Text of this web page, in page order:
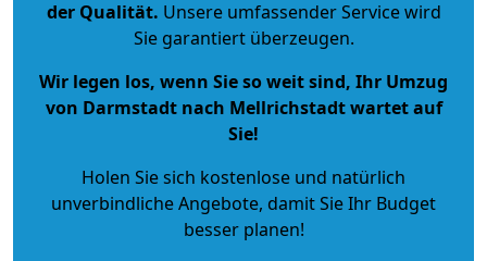
der Qualität. Unsere umfassender Service wird
Sie garantiert überzeugen.
Wir legen los, wenn Sie so weit sind, Ihr Umzug
von Darmstadt nach Mellrichstadt wartet auf
Sie!
Holen Sie sich kostenlose und natürlich
unverbindliche Angebote, damit Sie Ihr Budget
besser planen!